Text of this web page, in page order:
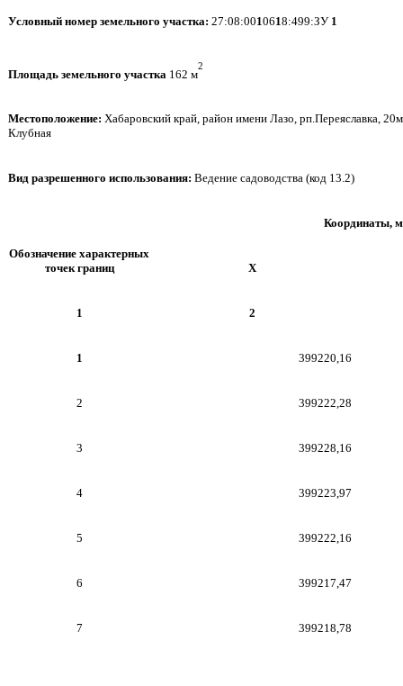
Условный номер земельного участка: 27:08:0010618:499:ЗУ 1
Площадь земельного участка 162 м
2
Местоположение: Хабаровский край, район имени Лазо, рп.Переяславка,
Клубная
Вид разрешенного использования: Ведение садоводства (код 13.2)
Обозначение характерных
точек границ
Координаты, м
X
1 2
1 399220,16
2 399222,28
3 399228,16
4 399223,97
5 399222,16
6 399217,47
7 399218,78